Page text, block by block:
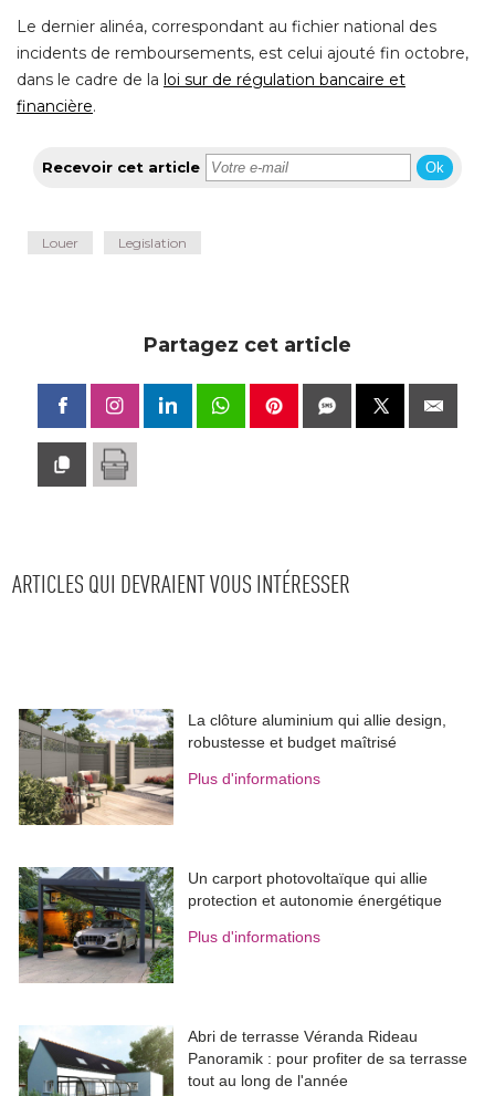
Le dernier alinéa, correspondant au fichier national des
incidents de remboursements, est celui ajouté fin octobre,
dans le cadre de la loi sur de régulation bancaire et
financière.
Recevoir cet article Ok
Louer Legislation
Partagez cet article
ARTICLES QUI DEVRAIENT VOUS INTÉRESSER
La clôture aluminium qui allie design,
robustesse et budget maîtrisé
Plus d'informations
Un carport photovoltaïque qui allie
protection et autonomie énergétique
Plus d'informations
Abri de terrasse Véranda Rideau
Panoramik : pour profiter de sa terrasse
tout au long de l'année